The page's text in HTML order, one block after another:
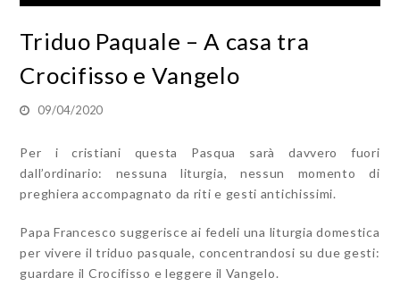
Triduo Paquale – A casa tra
Crocifisso e Vangelo
09/04/2020
Per i cristiani questa Pasqua sarà davvero fuori
dall’ordinario: nessuna liturgia, nessun momento di
preghiera accompagnato da riti e gesti antichissimi.
Papa Francesco suggerisce ai fedeli una liturgia domestica
per vivere il triduo pasquale, concentrandosi su due gesti:
guardare il Crocifisso e leggere il Vangelo.